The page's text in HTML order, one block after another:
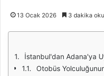
13 Ocak 2026 3 dakika
İstanbul'dan Adana'ya
Otobüs